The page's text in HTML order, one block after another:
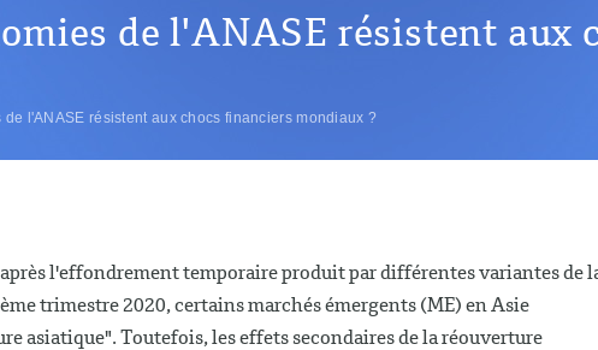
de l'ANASE résistent aux
de l'ANASE résistent aux chocs financiers mondiaux ?
l'effondrement temporaire produit par différentes variantes de
trimestre 2020, certains marchés émergents (ME) en Asie
asiatique". Toutefois, les effets secondaires de la réouverture